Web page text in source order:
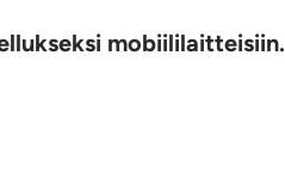
mobiililaitteisiin.